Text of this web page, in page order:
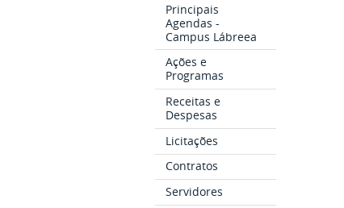
Principais
Agendas -
Campus Lábreea
Ações e
Programas
Receitas e
Despesas
Licitações
Contratos
Servidores